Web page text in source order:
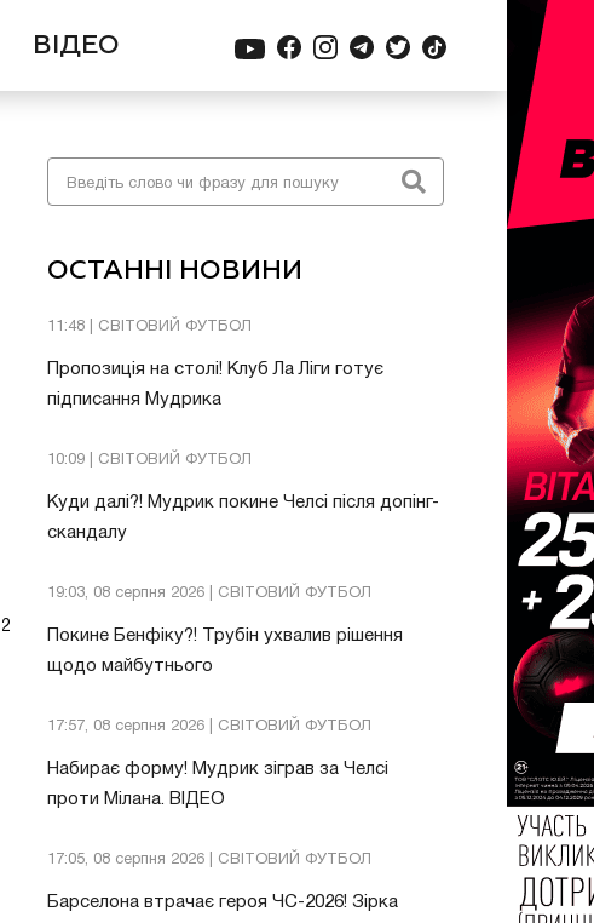
ВІДЕО
ОСТАННІ НОВИНИ
11:48 | СВІТОВИЙ ФУТБОЛ
Пропозиція на столі! Клуб Ла Ліги готує
підписання Мудрика
10:09 | СВІТОВИЙ ФУТБОЛ
Куди далі?! Мудрик покине Челсі після допінг-
скандалу
19:03, 08 серпня 2026 | СВІТОВИЙ ФУТБОЛ
Покине Бенфіку?! Трубін ухвалив рішення
щодо майбутнього
17:57, 08 серпня 2026 | СВІТОВИЙ ФУТБОЛ
Набирає форму! Мудрик зіграв за Челсі
проти Мілана. ВІДЕО
17:05, 08 серпня 2026 | СВІТОВИЙ ФУТБОЛ
Барселона втрачає героя ЧС-2026! Зірка
2